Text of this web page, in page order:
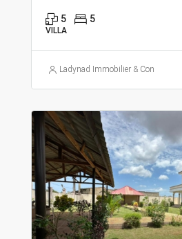
5 5
VILLA
Ladynad Immobilier & Construction